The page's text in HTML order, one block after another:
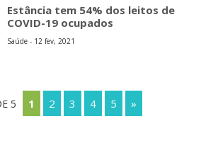
Estância tem 54% dos leitos de
COVID-19 ocupados
Saúde - 12 fev, 2021
5 1 2 3 4 5 »